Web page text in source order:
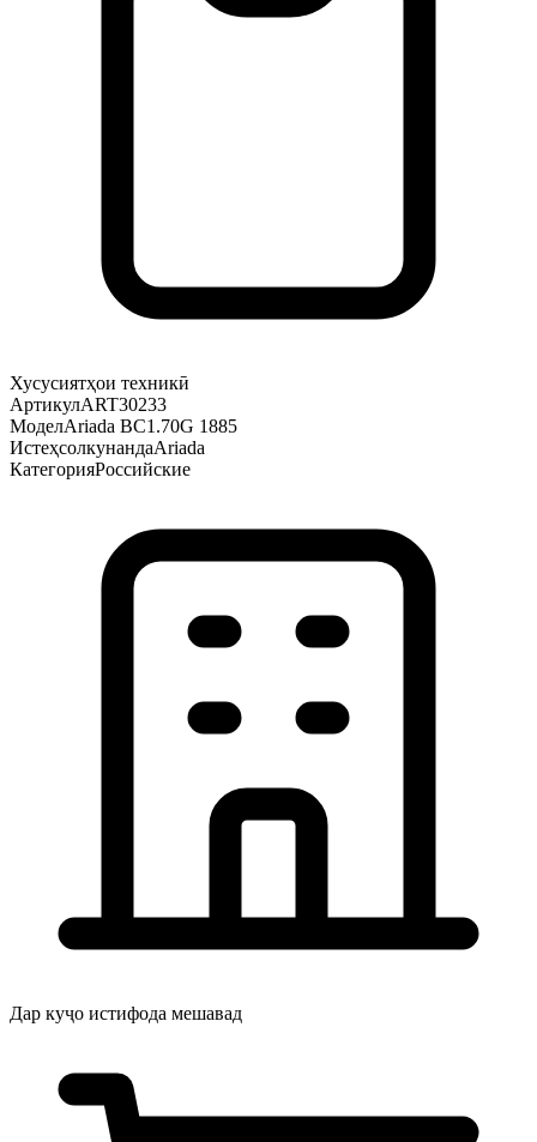
Хусусиятҳои техникӣ
АртикулART30233
МоделAriada ВС1.70G 1885
ИстеҳсолкунандаAriada
КатегорияРоссийские
Дар куҷо истифода мешавад